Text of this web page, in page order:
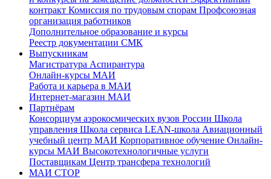
контракт Комиссия по трудовым спорам Профсоюзная
организация работников
Дополнительное образование и курсы
Реестр документации СМК
Выпускникам
Магистратура Аспирантура
Онлайн-курсы МАИ
Работа и карьера в МАИ
Интернет-магазин МАИ
Партнёрам
Консорциум аэрокосмических вузов России Школа
управления Школа сервиса LEAN-школа Авиационный
учебный центр МАИ Корпоративное обучение Онлайн-
курсы МАИ Высокотехнологичные услуги
Поставщикам Центр трансфера технологий
МАИ СТОР